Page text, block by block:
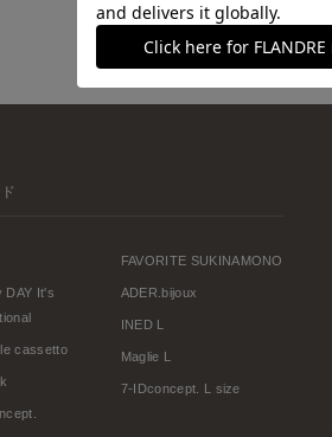
DAY It's
le cassetto
FAVORITE SUKINAMONO
ADER.bijoux
INED L
Maglie L
7-IDconcept. L size